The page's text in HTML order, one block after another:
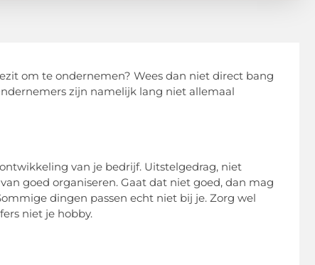
om te ondernemen? Wees dan niet direct bang
zijn namelijk lang niet allemaal
van je bedrijf. Uitstelgedrag, niet
goed organiseren. Gaat dat niet goed, dan mag
dingen passen echt niet bij je. Zorg wel
niet je hobby.